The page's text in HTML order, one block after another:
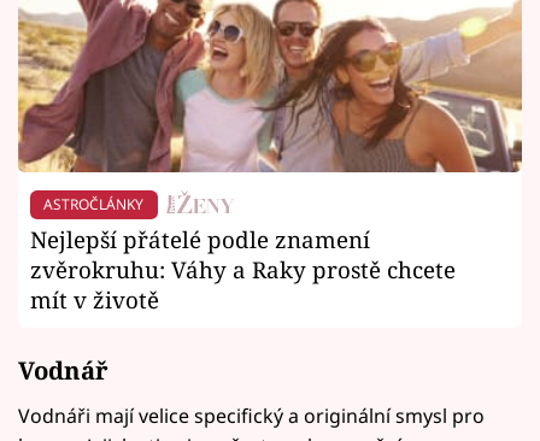
ASTROČLÁNKY
Nejlepší přátelé podle znamení
zvěrokruhu: Váhy a Raky prostě chcete
mít v životě
Vodnář
Vodnáři mají velice specifický a originální smysl pro